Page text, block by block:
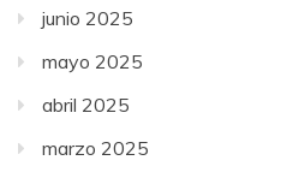
junio 2025
mayo 2025
abril 2025
marzo 2025